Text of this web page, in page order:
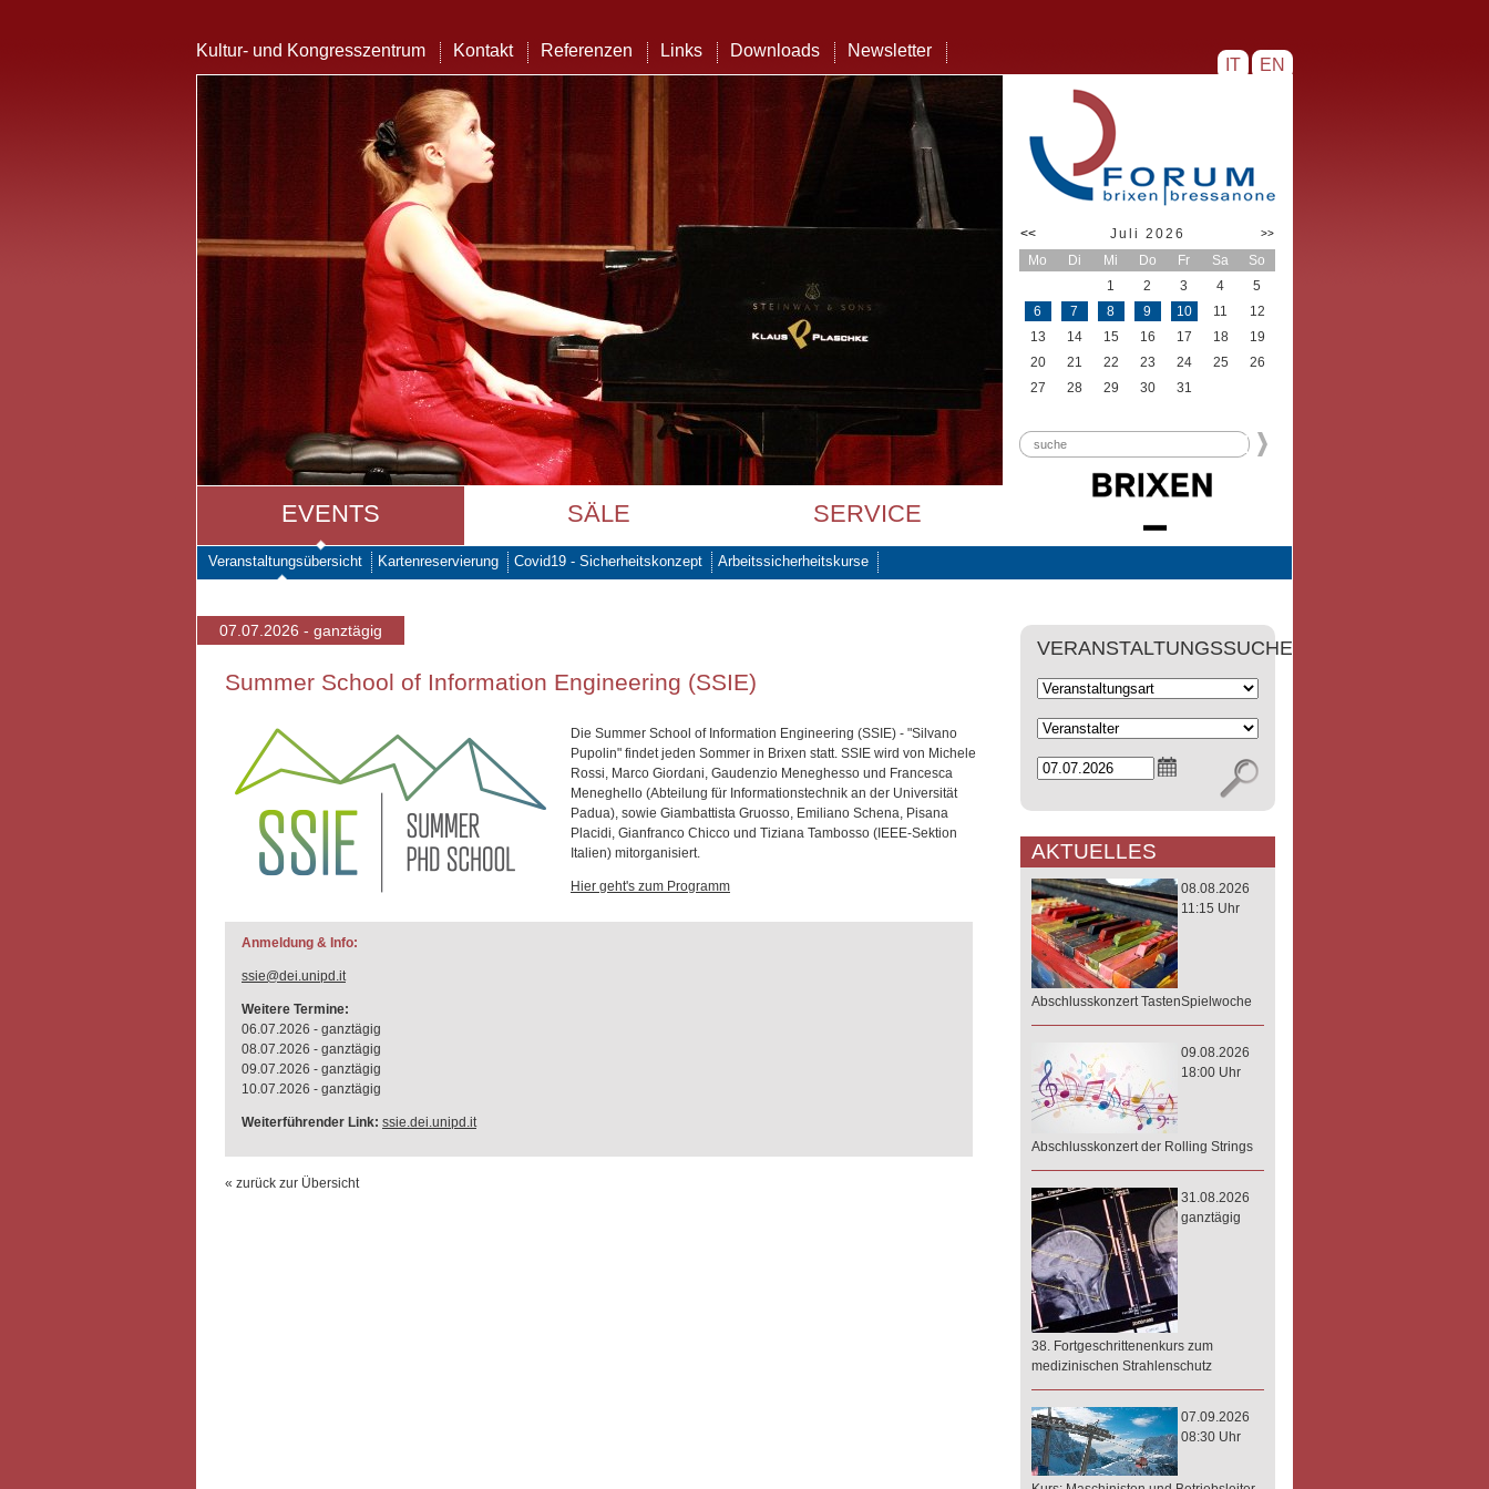
IT EN
Kultur- und Kongresszentrum Kontakt Referenzen Links Downloads Newsletter
EVENTS SÄLE SERVICE
<< Juli 2026 >>
Mo Di Mi Do Fr Sa
So
1
2 3 4
5
6
7 8 9 10 11
12
13
14 15 16 17 18
19
20
21 22 23 24 25
26
27
28 29 30 31
Veranstaltungsübersicht Kartenreservierung Covid19 - Sicherheitskonzept Arbeitssicherheitskurse
07.07.2026 - ganztägig
Summer School of Information Engineering (SSIE)
Die Summer School of Information Engineering (SSIE) - "Silvano
Pupolin" findet jeden Sommer in Brixen statt. SSIE wird von Michele
Rossi, Marco Giordani, Gaudenzio Meneghesso und Francesca
Meneghello (Abteilung für Informationstechnik an der Universität
Padua), sowie Giambattista Gruosso, Emiliano Schena, Pisana
Placidi, Gianfranco Chicco und Tiziana Tambosso (IEEE-Sektion
Italien) mitorganisiert.
Hier geht's zum Programm
Anmeldung & Info:
ssie@dei.unipd.it
Weitere Termine:
06.07.2026 - ganztägig
08.07.2026 - ganztägig
09.07.2026 - ganztägig
10.07.2026 - ganztägig
Weiterführender Link: ssie.dei.unipd.it
« zurück zur Übersicht
VERANSTALTUNGSSUCHE
AKTUELLES
08.08.2026
11:15 Uhr
Abschlusskonzert TastenSpielwoche
09.08.2026
18:00 Uhr
Abschlusskonzert der Rolling Strings
31.08.2026
ganztägig
38. Fortgeschrittenenkurs zum
medizinischen Strahlenschutz
07.09.2026
08:30 Uhr